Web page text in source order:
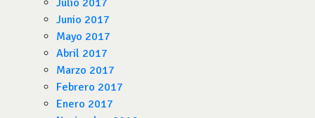
Julio 2017
Junio 2017
Mayo 2017
Abril 2017
Marzo 2017
Febrero 2017
Enero 2017